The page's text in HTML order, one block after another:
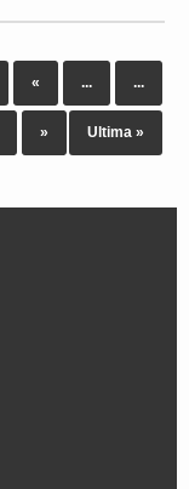
« ... ...
» Ultima »